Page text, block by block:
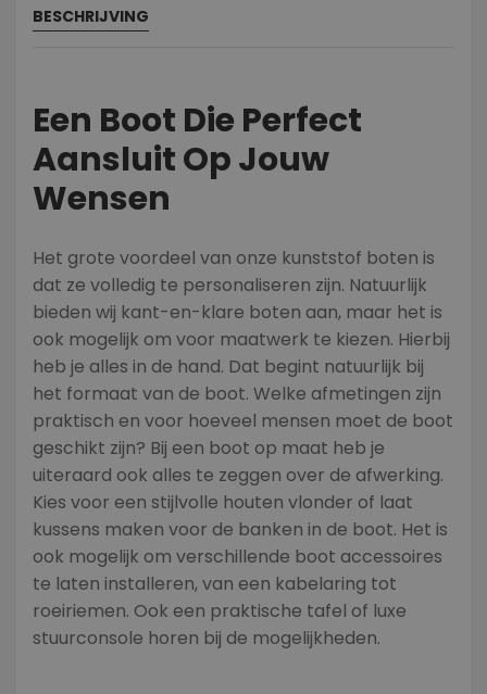
BESCHRIJVING
Een Boot Die Perfect
Aansluit Op Jouw
Wensen
Het grote voordeel van onze kunststof boten is
dat ze volledig te personaliseren zijn. Natuurlijk
bieden wij kant-en-klare boten aan, maar het is
ook mogelijk om voor maatwerk te kiezen. Hierbij
heb je alles in de hand. Dat begint natuurlijk bij
het formaat van de boot. Welke afmetingen zijn
praktisch en voor hoeveel mensen moet de boot
geschikt zijn? Bij een boot op maat heb je
uiteraard ook alles te zeggen over de afwerking.
Kies voor een stijlvolle houten vlonder of laat
kussens maken voor de banken in de boot. Het is
ook mogelijk om verschillende boot accessoires
te laten installeren, van een kabelaring tot
roeiriemen. Ook een praktische tafel of luxe
stuurconsole horen bij de mogelijkheden.